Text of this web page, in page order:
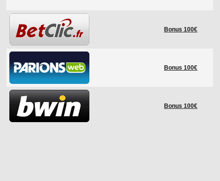
HISTORIQUE
COUPE DES CONFÉDÉRATIONS
Bonus 100€
Bonus 100€
Bonus 100€